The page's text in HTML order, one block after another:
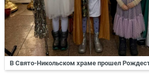
В Свято-Никольском храме прошел